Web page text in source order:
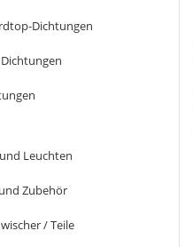
Dichtungen
Leuchten
Zubehör
/ Teile